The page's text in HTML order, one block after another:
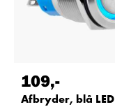
109,-
Afbryder, blå LED